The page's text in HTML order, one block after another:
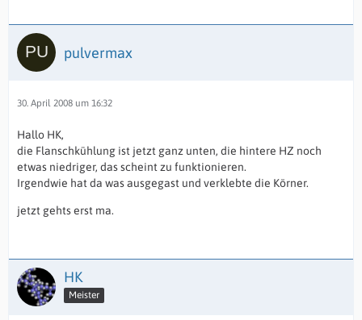
pulvermax
30. April 2008 um 16:32
Hallo HK,
die Flanschkühlung ist jetzt ganz unten, die hintere HZ noch
etwas niedriger, das scheint zu funktionieren.
Irgendwie hat da was ausgegast und verklebte die Körner.
jetzt gehts erst ma.
HK
Meister